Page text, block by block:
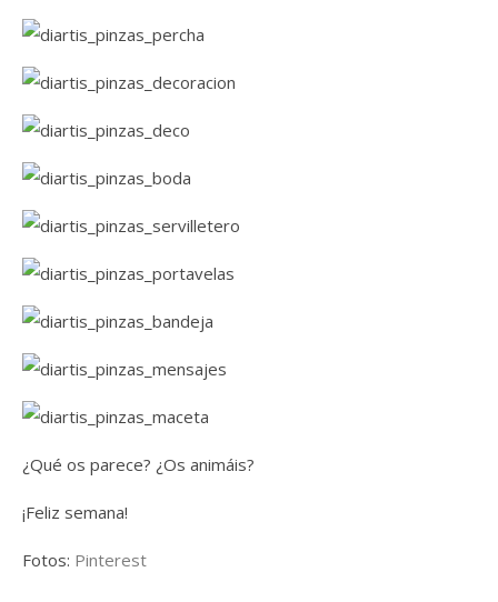
¿Qué os parece? ¿Os animáis?
¡Feliz semana!
Fotos: Pinterest